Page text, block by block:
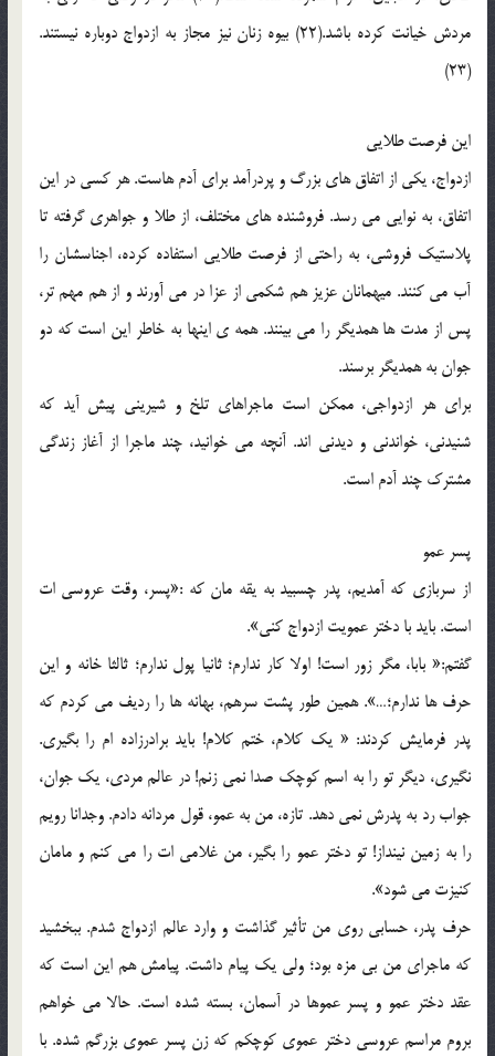
مردش خيانت کرده باشد.(22) بيوه زنان نيز مجاز به ازدواج دوباره نيستند.
(23)
اين فرصت طلايي
ازدواج، يکي از اتفاق هاي بزرگ و پردرآمد براي آدم هاست. هر کسي در اين
اتفاق، به نوايي مي رسد. فروشنده هاي مختلف، از طلا و جواهري گرفته تا
پلاستيک فروشي، به راحتي از فرصت طلايي استفاده کرده، اجناسشان را
آب مي کنند. ميهمانان عزيز هم شکمي از عزا در مي آورند و از هم مهم تر،
پس از مدت ها همديگر را مي بينند. همه ي اينها به خاطر اين است که دو
جوان به همديگر برسند.
براي هر ازدواجي، ممکن است ماجراهاي تلخ و شيريني پيش آيد که
شنيدني، خواندني و ديدني اند. آنچه مي خوانيد، چند ماجرا از آغاز زندگي
مشترک چند آدم است.
پسر عمو
از سربازي که آمديم، پدر چسبيد به يقه مان که :«پسر، وقت عروسي ات
است. بايد با دختر عمويت ازدواج کني».
گفتم:« بابا، مگر زور است! اولا کار ندارم؛ ثانيا پول ندارم؛ ثالثا خانه و اين
حرف ها ندارم؛…». همين طور پشت سرهم، بهانه ها را رديف مي کردم که
پدر فرمايش کردند: « يک کلام، ختم کلام! بايد برادرزاده ام را بگيري.
نگيري، ديگر تو را به اسم کوچک صدا نمي زنم! در عالم مردي، يک جوان،
جواب رد به پدرش نمي دهد. تازه، من به عمو، قول مردانه دادم. وجدانا رويم
را به زمين نينداز! تو دختر عمو را بگير، من غلامي ات را مي کنم و مامان
کنيزت مي شود».
حرف پدر، حسابي روي من تأثير گذاشت و وارد عالم ازدواج شدم. ببخشيد
که ماجراي من بي مزه بود؛ ولي يک پيام داشت. پيامش هم اين است که
عقد دختر عمو و پسر عموها در آسمان، بسته شده است. حالا مي خواهم
بروم مراسم عروسي دختر عموي کوچکم که زن پسر عموي بزرگم شده. با